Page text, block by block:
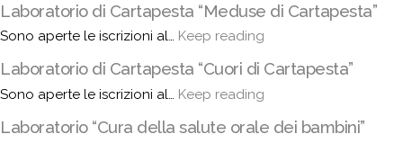
Laboratorio di Cartapesta “Meduse di Cartapesta”
Sono aperte le iscrizioni al… Keep reading
Laboratorio di Cartapesta “Cuori di Cartapesta”
Sono aperte le iscrizioni al… Keep reading
Laboratorio “Cura della salute orale dei bambini”